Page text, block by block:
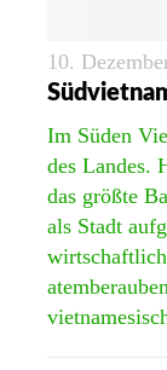
10.
Im Süden
des Landes.
das größte
als Stadt